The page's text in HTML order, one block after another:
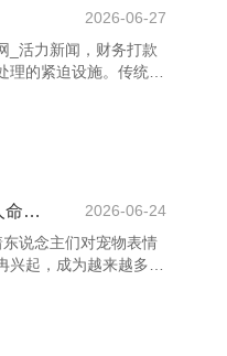
是混入了其他犬种的基
此外，藏獒的营业价
营利，无数繁衍并出
2026-06-27
_活力新闻，财务打款
的紧迫设施。传统的
滞后、操作重叠等问
企业的运营恶果。 九
信息化处理系统，竣事
自动化处理，提高责任
，确保各部门信息同
成齐宠物殡葬就业，尊重人命告别
2026-06-24
说念主们对宠物表情
起，成为越来越多养
庭的一员庆兴网_活
过悲怆时光的古道伙